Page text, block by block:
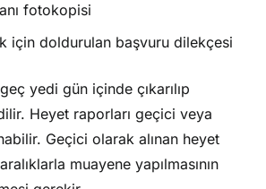
fotokopisi
için doldurulan başvuru dilekçesi
yedi gün içinde çıkarılıp
Heyet raporları geçici veya
Geçici olarak alınan heyet
muayene yapılmasının